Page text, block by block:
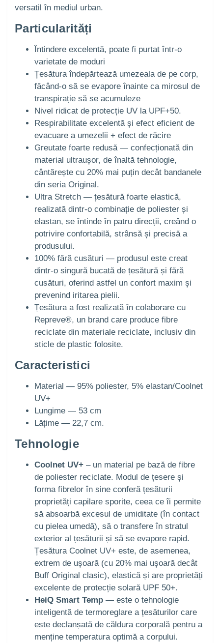
versatil în mediul urban.
Particularități
Întindere excelentă, poate fi purtat într-o
varietate de moduri
Țesătura îndepărtează umezeala de pe corp,
făcând-o să se evapore înainte ca mirosul de
transpirație să se acumuleze
Nivel ridicat de protecție UV la UPF+50.
Respirabilitate excelentă și efect eficient de
evacuare a umezelii + efect de răcire
Greutate foarte redusă — confecționată din
material ultraușor, de înaltă tehnologie,
cântărește cu 20% mai puțin decât bandanele
din seria Original.
Ultra Stretch — țesătură foarte elastică,
realizată dintr-o combinație de poliester și
elastan, se întinde în patru direcții, creând o
potrivire confortabilă, strânsă și precisă a
produsului.
100% fără cusături — produsul este creat
dintr-o singură bucată de țesătură și fără
cusături, oferind astfel un confort maxim și
prevenind iritarea pielii.
Țesătura a fost realizată în colaborare cu
Repreve®, un brand care produce fibre
reciclate din materiale reciclate, inclusiv din
sticle de plastic folosite.
Caracteristici
Material — 95% poliester, 5% elastan/Coolnet
UV+
Lungime — 53 cm
Lățime — 22,7 cm.
Tehnologie
Coolnet UV+ – un material pe bază de fibre
de poliester reciclate. Modul de țesere și
forma fibrelor în sine conferă țesăturii
proprietăți capilare sporite, ceea ce îi permite
să absoarbă excesul de umiditate (în contact
cu pielea umedă), să o transfere în stratul
exterior al țesăturii și să se evapore rapid.
Țesătura Coolnet UV+ este, de asemenea,
extrem de ușoară (cu 20% mai ușoară decât
Buff Original clasic), elastică și are proprietăți
excelente de protecție solară UPF 50+.
HeiQ Smart Temp — este o tehnologie
inteligentă de termoreglare a țesăturilor care
este declanșată de căldura corporală pentru a
menține temperatura optimă a corpului.